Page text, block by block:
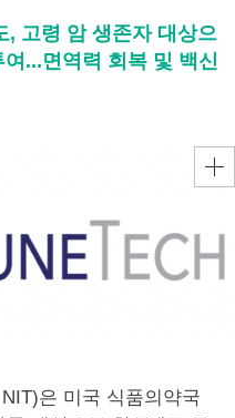
, 고령 암 생존자 대상으
...면역력 회복 및 백신
은 미국 식품의약국